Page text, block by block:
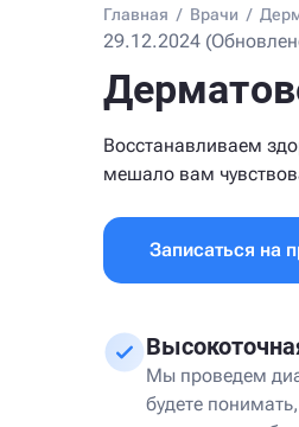
Главная / Врачи /
29.12.2024
Восстанавливаем
мешало вам
Записаться на
Мы проведем
будете